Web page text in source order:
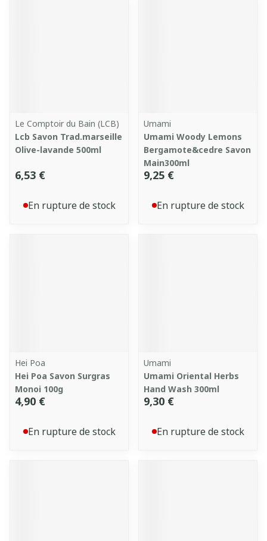
Le Comptoir du Bain (LCB)
Lcb Savon Trad.marseille
Olive-lavande 500ml
6,53 €
En rupture de stock
Umami
Umami Woody Lemons
Bergamote&cedre Savon
Main300ml
9,25 €
En rupture de stock
Hei Poa
Hei Poa Savon Surgras
Monoi 100g
4,90 €
En rupture de stock
Umami
Umami Oriental Herbs
Hand Wash 300ml
9,30 €
En rupture de stock